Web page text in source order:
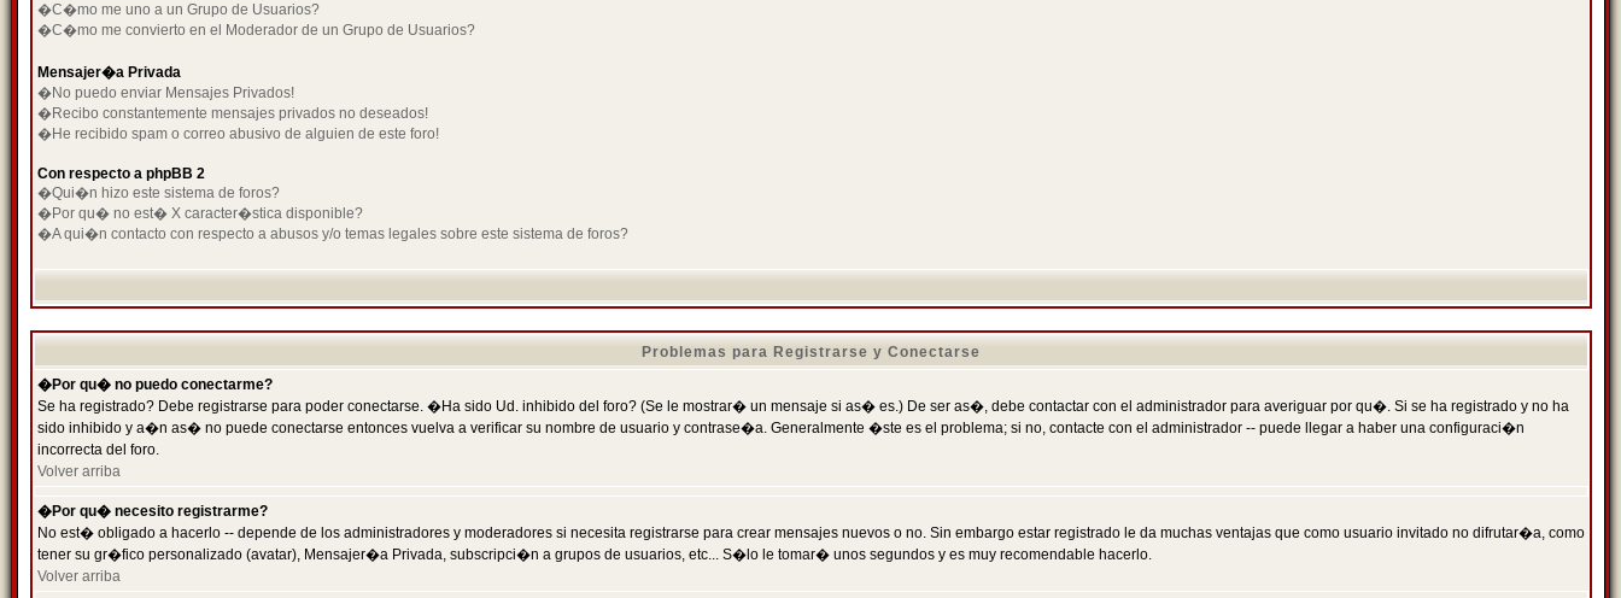
�C�mo me uno a un Grupo de Usuarios?
�C�mo me convierto en el Moderador de un Grupo de Usuarios?
Mensajer�a Privada
�No puedo enviar Mensajes Privados!
�Recibo constantemente mensajes privados no deseados!
�He recibido spam o correo abusivo de alguien de este foro!
Con respecto a phpBB 2
�Qui�n hizo este sistema de foros?
�Por qu� no est� X caracter�stica disponible?
�A qui�n contacto con respecto a abusos y/o temas legales sobre este sistema de foros?
Problemas para Registrarse y Conectarse
�Por qu� no puedo conectarme?
Se ha registrado? Debe registrarse para poder conectarse. �Ha sido Ud. inhibido del foro? (Se le mostrar� un mensaje si as� es.) De ser as�, debe contactar con el administrador para averiguar por qu�. Si se ha registrado y no ha
sido inhibido y a�n as� no puede conectarse entonces vuelva a verificar su nombre de usuario y contrase�a. Generalmente �ste es el problema; si no, contacte con el administrador -- puede llegar a haber una configuraci�n
incorrecta del foro.
Volver arriba
�Por qu� necesito registrarme?
No est� obligado a hacerlo -- depende de los administradores y moderadores si necesita registrarse para crear mensajes nuevos o no. Sin embargo estar registrado le da muchas ventajas que como usuario invitado no difrutar�a, como
tener su gr�fico personalizado (avatar), Mensajer�a Privada, subscripci�n a grupos de usuarios, etc... S�lo le tomar� unos segundos y es muy recomendable hacerlo.
Volver arriba